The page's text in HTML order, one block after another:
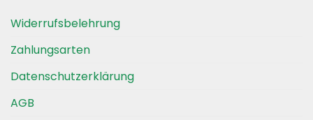
Widerrufsbelehrung
Zahlungsarten
Datenschutzerklärung
AGB